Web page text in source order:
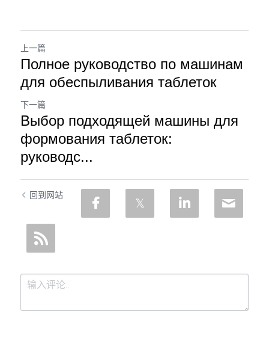
上一篇
Полное руководство по машинам
для обеспыливания таблеток
下一篇
Выбор подходящей машины для
формования таблеток:
руководс...
回到网站